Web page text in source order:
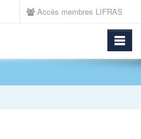
Accès membres LIFRAS